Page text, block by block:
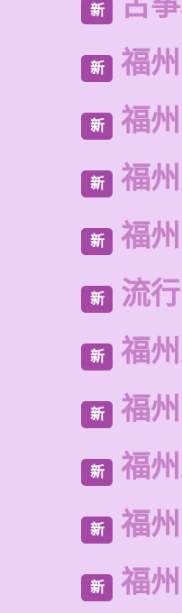
新
新 福
新 福
新 福
新 福
新 流
新 福
新 福
新 福
新 福
新 福